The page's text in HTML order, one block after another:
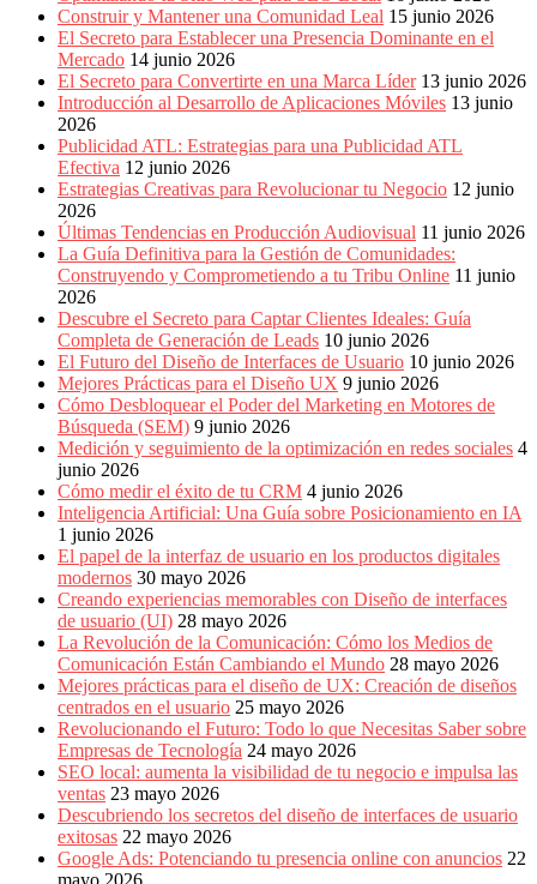
Construir y Mantener una Comunidad Leal 15 junio 2026
El Secreto para Establecer una Presencia Dominante en el
Mercado 14 junio 2026
El Secreto para Convertirte en una Marca Líder 13 junio 2026
Introducción al Desarrollo de Aplicaciones Móviles 13 junio
2026
Publicidad ATL: Estrategias para una Publicidad ATL
Efectiva 12 junio 2026
Estrategias Creativas para Revolucionar tu Negocio 12 junio
2026
Últimas Tendencias en Producción Audiovisual 11 junio 2026
La Guía Definitiva para la Gestión de Comunidades:
Construyendo y Comprometiendo a tu Tribu Online 11 junio
2026
Descubre el Secreto para Captar Clientes Ideales: Guía
Completa de Generación de Leads 10 junio 2026
El Futuro del Diseño de Interfaces de Usuario 10 junio 2026
Mejores Prácticas para el Diseño UX 9 junio 2026
Cómo Desbloquear el Poder del Marketing en Motores de
Búsqueda (SEM) 9 junio 2026
Medición y seguimiento de la optimización en redes sociales 4
junio 2026
Cómo medir el éxito de tu CRM 4 junio 2026
Inteligencia Artificial: Una Guía sobre Posicionamiento en IA
1 junio 2026
El papel de la interfaz de usuario en los productos digitales
modernos 30 mayo 2026
Creando experiencias memorables con Diseño de interfaces
de usuario (UI) 28 mayo 2026
La Revolución de la Comunicación: Cómo los Medios de
Comunicación Están Cambiando el Mundo 28 mayo 2026
Mejores prácticas para el diseño de UX: Creación de diseños
centrados en el usuario 25 mayo 2026
Revolucionando el Futuro: Todo lo que Necesitas Saber sobre
Empresas de Tecnología 24 mayo 2026
SEO local: aumenta la visibilidad de tu negocio e impulsa las
ventas 23 mayo 2026
Descubriendo los secretos del diseño de interfaces de usuario
exitosas 22 mayo 2026
Google Ads: Potenciando tu presencia online con anuncios 22
mayo 2026